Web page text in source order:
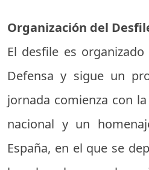
Organización del
El desfile es
Defensa y sigue un
jornada comienza con
nacional y un
España, en el que se